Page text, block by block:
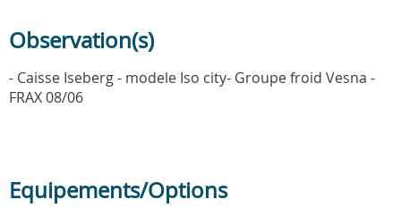
Observation(s)
- Caisse Iseberg - modele Iso city- Groupe froid Vesna -
FRAX 08/06
Equipements/Options